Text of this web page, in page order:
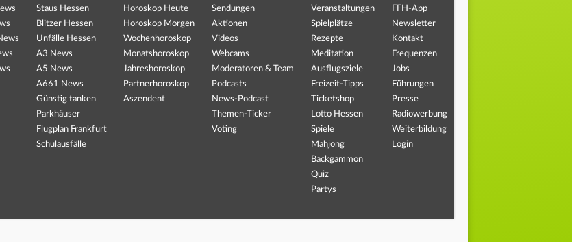
Staus Hessen
Blitzer Hessen
Unfälle Hessen
A3 News
A5 News
A661 News
Günstig tanken
Parkhäuser
Flugplan Frankfurt
Schulausfälle
Horoskop Heute
Horoskop Morgen
Wochenhoroskop
Monatshoroskop
Jahreshoroskop
Partnerhoroskop
Aszendent
Sendungen
Aktionen
Videos
Webcams
Moderatoren & Team
Podcasts
News-Podcast
Themen-Ticker
Voting
Veranstaltungen
Spielplätze
Rezepte
Meditation
Ausflugsziele
Freizeit-Tipps
Ticketshop
Lotto Hessen
Spiele
Mahjong
Backgammon
Quiz
Partys
FFH-App
Newsletter
Kontakt
Frequenzen
Jobs
Führungen
Presse
Radiowerbung
Weiterbildung
Login